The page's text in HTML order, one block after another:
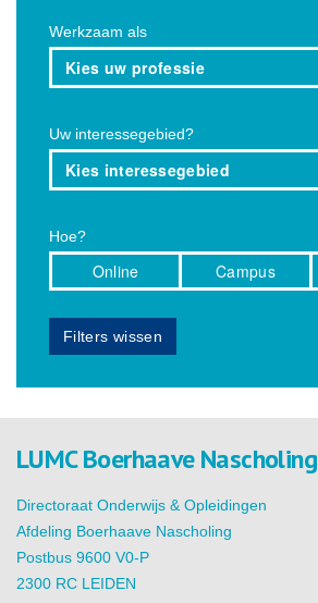
Werkzaam als
Kies uw professie
Uw interessegebied?
Kies interessegebied
Hoe?
Online Campus
Filters wissen
LUMC Boerhaave Nascholing
Directoraat Onderwijs & Opleidingen
Afdeling Boerhaave Nascholing
Postbus 9600 V0-P
2300 RC LEIDEN